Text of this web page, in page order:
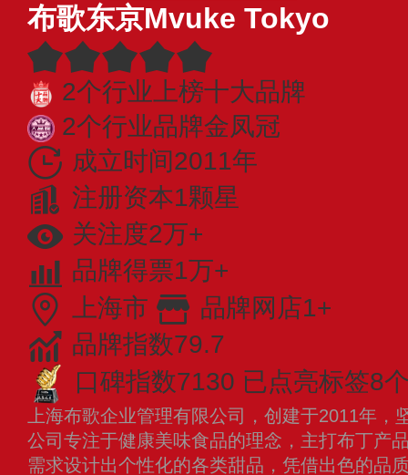
布歌东京Mvuke Tokyo
2个行业上榜十大品牌
2个行业品牌金凤冠
成立时间2011年
注册资本1颗星
关注度2万+
品牌得票1万+
上海市
品牌网店1+
品牌指数79.7
口碑指数7130 已点亮标签8
上海布歌企业管理有限公司，创建于2011年
公司专注于健康美味食品的理念，主打布丁产
需求设计出个性化的各类甜品，凭借出色的品